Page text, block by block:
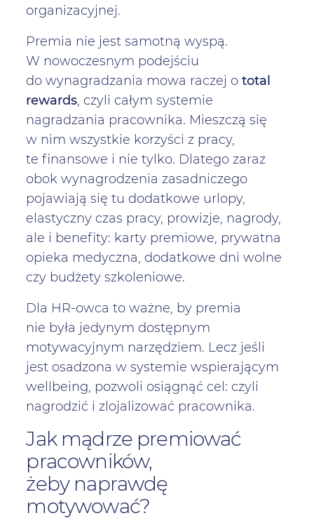
organizacyjnej.
Premia nie jest samotną wyspą.
W nowoczesnym podejściu
do wynagradzania mowa raczej ototal
rewards, czyli całym systemie
nagradzania pracownika. Mieszczą się
w nim wszystkie korzyści z pracy,
te finansowe i nie tylko. Dlatego zaraz
obok wynagrodzenia zasadniczego
pojawiają się tu dodatkowe urlopy,
elastyczny czas pracy, prowizje, nagrody,
ale i benefity: karty premiowe, prywatna
opieka medyczna, dodatkowe dni wolne
czy budżety szkoleniowe.
Dla HR-owca to ważne, by premia
nie była jedynym dostępnym
motywacyjnym narzędziem. Lecz jeśli
jest osadzona w systemie wspierającym
wellbeing, pozwoli osiągnąć cel: czyli
nagrodzić i zlojalizować pracownika.
Jak mądrze premiować
pracowników,
żeby naprawdę
motywować?